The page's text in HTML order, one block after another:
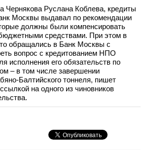
Чернякова Руслана Коблева, кредиты
Москвы выдавал по рекомендации
должны были компенсировать
средствами. При этом в
обращались в Банк Москвы с
вопрос с кредитованием НПО
исполнения его обязательств по
– в том числе завершении
Балтийского тоннеля, пишет
на одного из чиновников